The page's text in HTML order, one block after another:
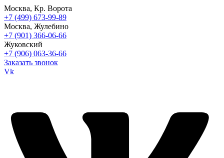
Москва, Кр. Ворота
+7 (499) 673-99-89
Москва, Жулебино
+7 (901) 366-06-66
Жуковский
+7 (906) 063-36-66
Заказать звонок
Vk